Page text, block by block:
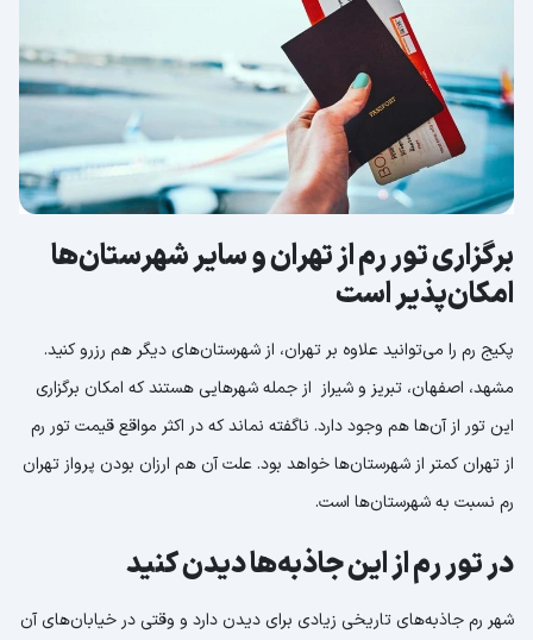
برگزاری تور رم از تهران و سایر شهرستان‌ها
امکان‌پذیر است
پکیج رم را می‌توانید علاوه بر تهران، از شهرستان‌های دیگر هم رزرو کنید.
مشهد، اصفهان، تبریز و شیراز از جمله شهرهایی هستند که امکان برگزاری
این تور از آن‌ها هم وجود دارد. ناگفته نماند که در اکثر مواقع قیمت تور رم
از تهران کمتر از شهرستان‌ها خواهد بود. علت آن هم ارزان بودن پرواز تهران
رم نسبت به شهرستان‌ها است.
در تور رم از این جاذبه‌ها دیدن کنید
شهر رم جاذبه‌های تاریخی زیادی برای دیدن دارد و وقتی در خیابان‌های آن